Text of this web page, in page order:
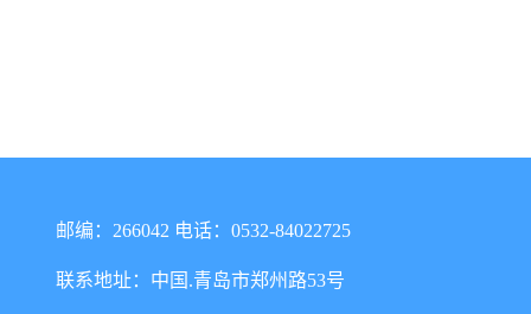
邮编：266042 电话：0532-84022725
联系地址：中国.青岛市郑州路53号